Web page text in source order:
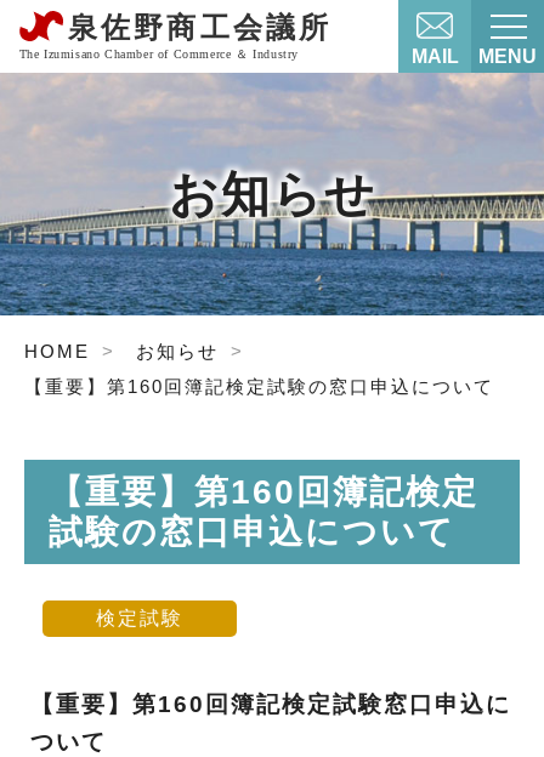
MAIL MENU
お知らせ
HOME
お知らせ
【重要】第160回簿記検定試験の窓口申込について
【重要】第160回簿記検定
試験の窓口申込について
検定試験
【重要】第160回簿記検定試験窓口申込に
ついて